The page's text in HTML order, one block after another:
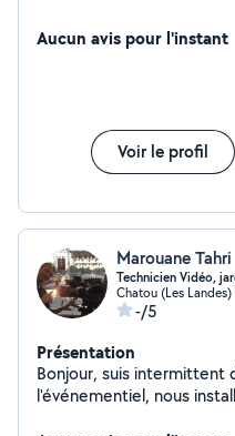
Aucun avis pour l'instant
Voir le profil
Marouane Tahri
Technicien Vidéo,
Chatou (Les Landes)
-/5
Présentation
Bonjour, suis intermittent
l'événementiel, nous